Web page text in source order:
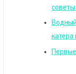
катера